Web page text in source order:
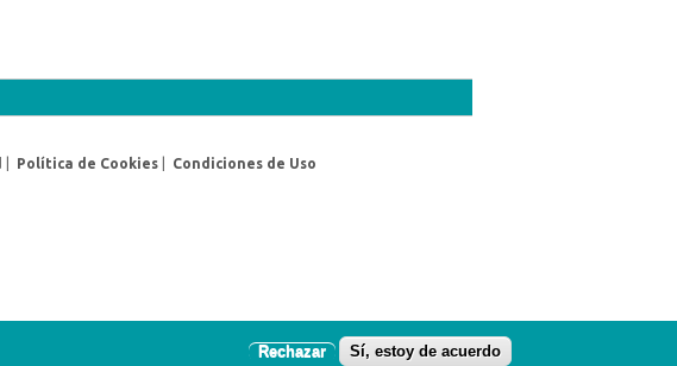
Política de Cookies| Condiciones de Uso
Rechazar Sí, estoy de acuerdo